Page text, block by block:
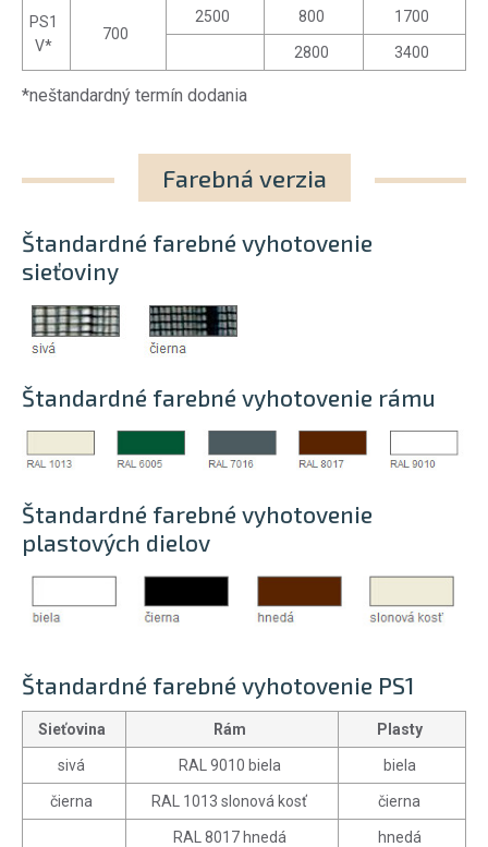
PS1
V*
700
2500 800 1700
2800 3400
*neštandardný termín dodania
Farebná verzia
Štandardné farebné vyhotovenie
sieťoviny
Štandardné farebné vyhotovenie rámu
Štandardné farebné vyhotovenie
plastových dielov
Štandardné farebné vyhotovenie PS1
Sieťovina Rám Plasty
sivá RAL 9010 biela biela
čierna RAL 1013 slonová kosť čierna
RAL 8017 hnedá hnedá